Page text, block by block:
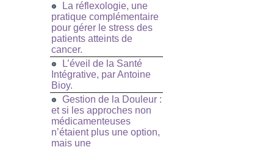
La réflexologie, une
pratique complémentaire
pour gérer le stress des
patients atteints de
cancer.
L’éveil de la Santé
Intégrative, par Antoine
Bioy.
Gestion de la Douleur :
et si les approches non
médicamenteuses
n’étaient plus une option,
mais une